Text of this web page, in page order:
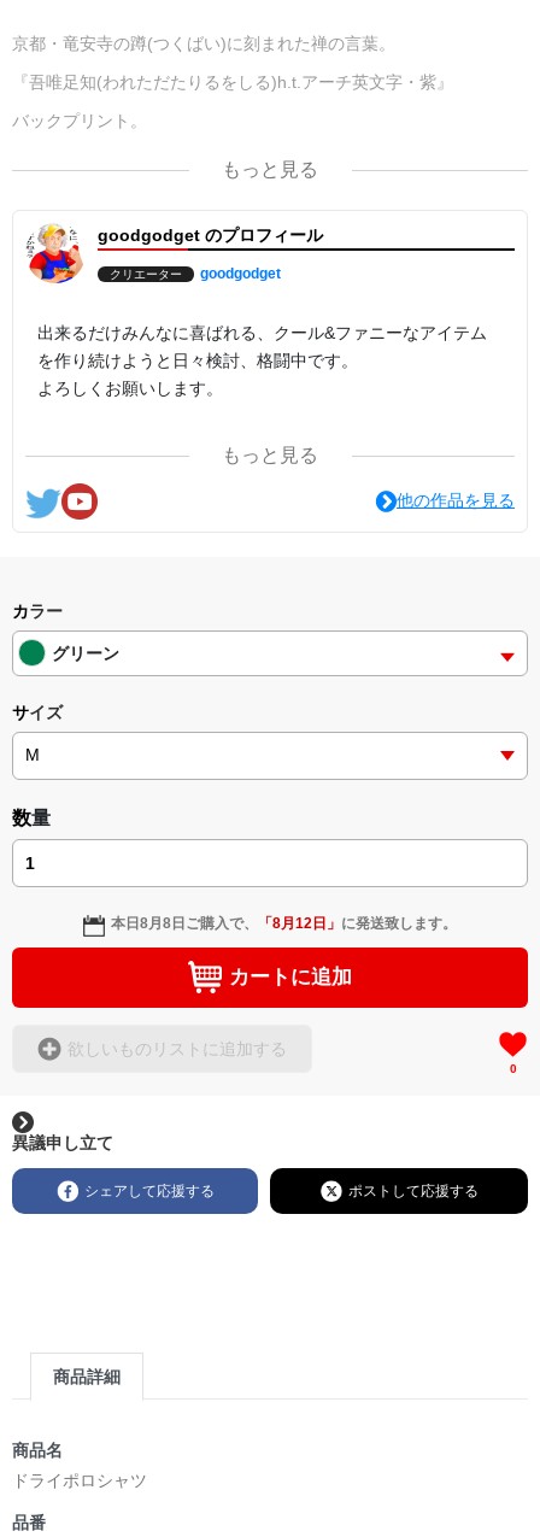
京都・竜安寺の蹲(つくばい)に刻まれた禅の言葉。
『吾唯足知(われただたりるをしる)h.t.アーチ英文字・紫』
バックプリント。
もっと見る
goodgodget のプロフィール
クリエーター goodgodget
出来るだけみんなに喜ばれる、クール&ファニーなアイテム
を作り続けようと日々検討、格闘中です。
よろしくお願いします。
ここの他にも『日日彼是色々面白可笑し。IN SUZURI』や
nichinichioo by BASE にも展開中。
コチラもよろしくお願いします。
もっと見る
他の作品を見る
カラー
グリーン
サイズ
数量
本日8月8日 ご購入で、 「8月12日 」 に発送致します。
カートに追加
欲しいものリストに追加する
0
異議申し立て
シェアして応援する ポストして応援する
商品詳細
商品名
ドライポロシャツ
品番